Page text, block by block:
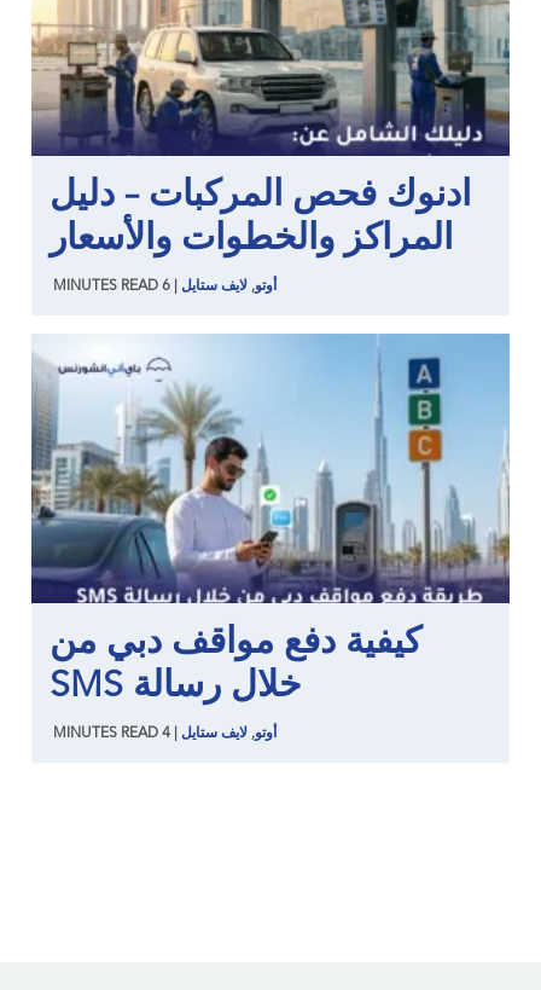
ادنوك فحص المركبات – دليل
المراكز والخطوات والأسعار
أوتو, لايف ستايل 6
MINUTES READ
كيفية دفع مواقف دبي من
خلال رسالة SMS
أوتو, لايف ستايل 4
MINUTES READ